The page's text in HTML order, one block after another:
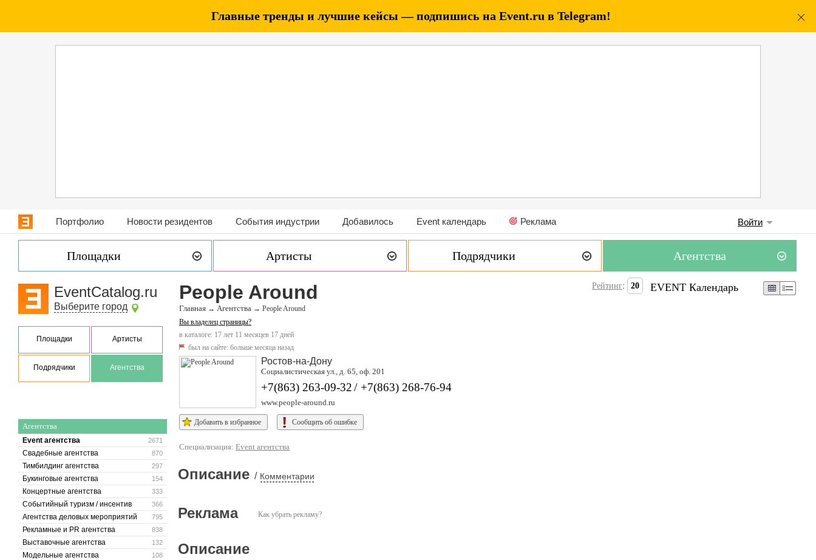
Главные тренды и лучшие кейсы — подпишись на Event.ru в Telegram!
Портфолио Новости резидентов События индустрии Добавилось Event календарь Реклама Войти
Площадки Артисты Подрядчики Агентства
EventCatalog.ru
Выберите город
Площадки Артисты
Подрядчики Агентства
Агентства
2671
Event агентства
870
Свадебные агентства
297
Тимбилдинг агентства
154
Букинговые агентства
333
Концертные агентства
366
Событийный туризм / инсентив
795
Агентства деловых мероприятий
838
Рекламные и PR агентства
132
Выставочные агентства
108
Модельные агентства
People Around
Главная → Агентства → People Around
Вы владелец страницы?
в каталоге: 17 лет 11 месяцев 17 дней
был на сайте: больше месяца назад
Рейтинг: 20
Ростов-на-Дону
Социалистическая ул., д. 65, оф. 201
+7(863) 263-09-32/ +7(863) 268-76-94
www.people-around.ru
Добавить в избранное Сообщить об ошибке
Специализация: Event агентства
Описание / Комментарии
Как убрать рекламу?
Реклама
Описание
EVENT Календарь